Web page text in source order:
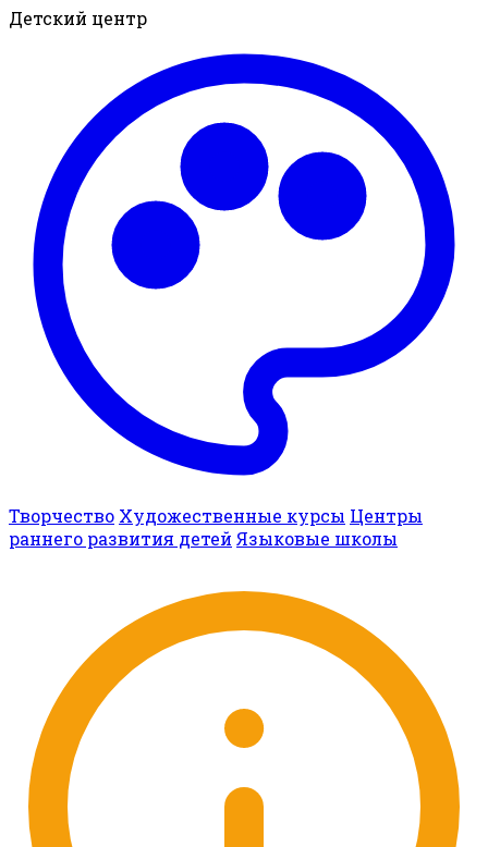
Детский центр
Творчество Художественные курсы Центры
раннего развития детей Языковые школы